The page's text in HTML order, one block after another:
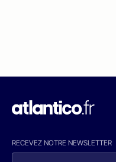
RECEVEZ NOTRE NEWSLETTER